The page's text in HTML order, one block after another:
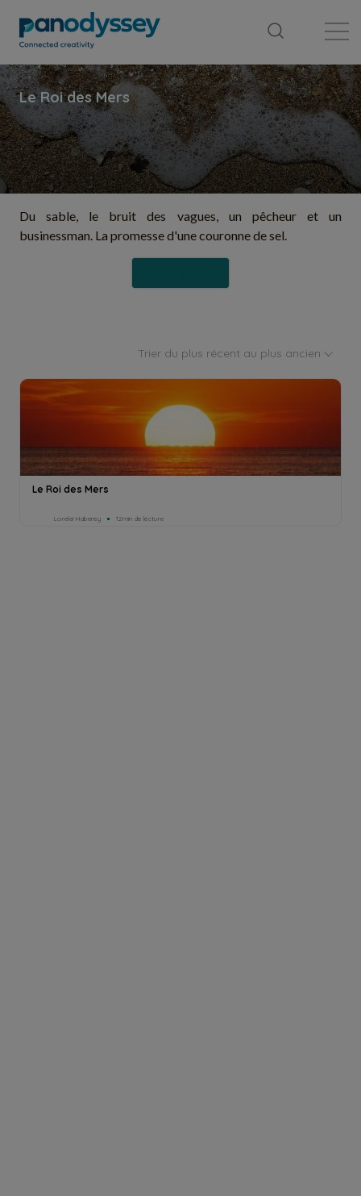
Du sable, le bruit des vagues, un pêcheur et un
businessman. La promesse d'une couronne de sel.
Trier du plus récent au plus ancien
Le Roi des Mers
Lorelei Haberey 12min de lecture